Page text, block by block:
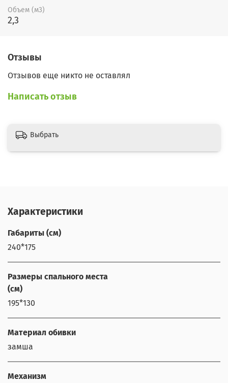
Объем (м3)
2,3
Отзывы
Отзывов еще никто не оставлял
Написать отзыв
Выбрать
Характеристики
Габариты (см)
240*175
Размеры спального места
(см)
195*130
Материал обивки
замша
Механизм